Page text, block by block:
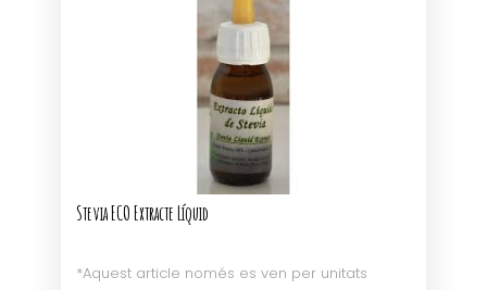
Stevia ECO Extracte Líquid
*Aquest article només es ven per unitats